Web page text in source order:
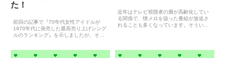
た！
前回の記事で『70年代女性アイドルが
1970年代に発売した最高売り上げシング
ルのランキング』を示しましたが、その
て思ったより売れてないんだ・・・』で
近年はテレビ視聴者の層が高齢化してい
る関係で、懐メロを扱った番組が放送さ
れることも多くなっています。そういっ
然、自身最大のヒット曲で...